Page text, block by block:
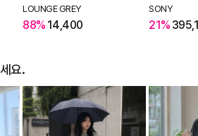
LOUNGE GREY
88% 14,400
SONY
21%
요.